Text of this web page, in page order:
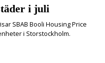
i juli
SBAB Booli Housing Price
i Storstockholm.